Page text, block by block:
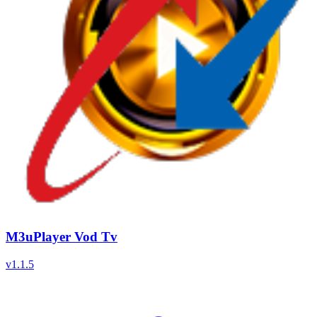
M3uPlayer Vod Tv
v1.1.5